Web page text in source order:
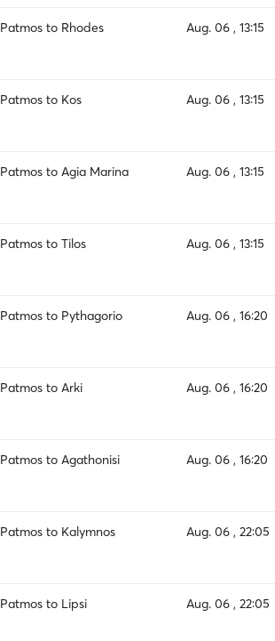
Patmos to Rhodes Aug. 06 , 13:15
Patmos to Kos Aug. 06 , 13:15
Patmos to Agia Marina Aug. 06 , 13:15
Patmos to Tilos Aug. 06 , 13:15
Patmos to Pythagorio Aug. 06 , 16:20
Patmos to Arki Aug. 06 , 16:20
Patmos to Agathonisi Aug. 06 , 16:20
Patmos to Kalymnos Aug. 06 , 22:05
Patmos to Lipsi Aug. 06 , 22:05